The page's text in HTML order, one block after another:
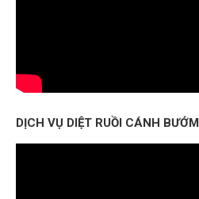
DỊCH VỤ DIỆT RUỒI CÁNH BƯỚM